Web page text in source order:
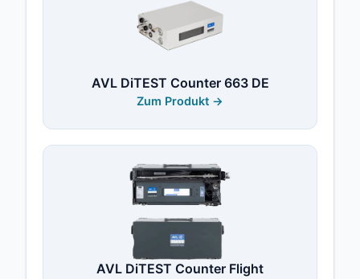
AVL DiTEST Counter 663 DE
Zum Produkt →
AVL DiTEST Counter Flight